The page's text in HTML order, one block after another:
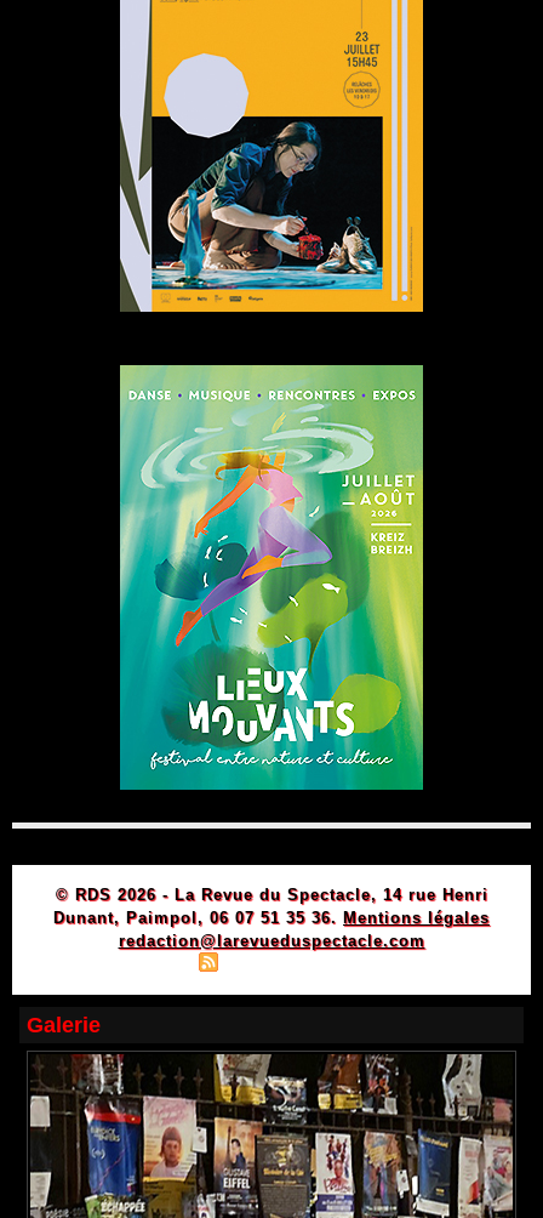
© RDS 2026 - La Revue du Spectacle, 14 rue Henri
Dunant, Paimpol, 06 07 51 35 36. Mentions légales
redaction@larevueduspectacle.com
Galerie